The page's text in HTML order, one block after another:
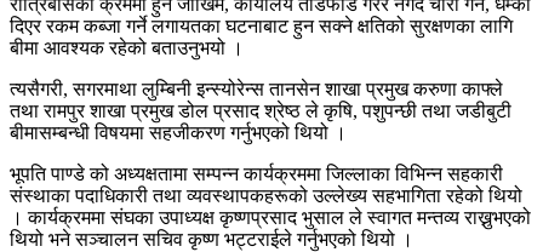
रात्रिबासका क्रममा हुने जोखिम, कार्यालय तोडफोड गरेर नगद चोरी गर्ने, धम्की
दिएर रकम कब्जा गर्ने लगायतका घटनाबाट हुन सक्ने क्षतिको सुरक्षणका लागि
बीमा आवश्यक रहेको बताउनुभयो ।
त्यसैगरी, सगरमाथा लुम्बिनी इन्स्योरेन्स तानसेन शाखा प्रमुख करुणा काफ्ले
तथा रामपुर शाखा प्रमुख डोल प्रसाद श्रेष्ठ ले कृषि, पशुपन्छी तथा जडीबुटी
बीमासम्बन्धी विषयमा सहजीकरण गर्नुभएको थियो ।
भूपति पाण्डे को अध्यक्षतामा सम्पन्न कार्यक्रममा जिल्लाका विभिन्न सहकारी
संस्थाका पदाधिकारी तथा व्यवस्थापकहरूको उल्लेख्य सहभागिता रहेको थियो
। कार्यक्रममा संघका उपाध्यक्ष कृष्णप्रसाद भुसाल ले स्वागत मन्तव्य राख्नुभएको
थियो भने सञ्चालन सचिव कृष्ण भट्टराईले गर्नुभएको थियो ।